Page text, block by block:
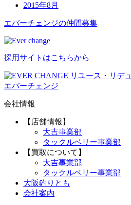
2015年8月
エバーチ ェ ンジの仲間募集
採用サイトはこちらから
リユース・リデ
エバーチェンジ
会社情報
【店舗情報】
大吉事業部
タックルベリー事業部
【買取について】
大吉事業部
タックルベリー事業部
大阪釣りとも
会社案内